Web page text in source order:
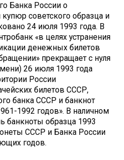
Банка России о
советского образца и
24 июля 1993 года. В
«в целях устранения
денежных билетов
прекращает с нуля
26 июля 1993 года
России
билетов СССР,
банка СССР и банкнот
1992 годов». В наличном
банкноты образца 1993
СССР и Банка России
годов.